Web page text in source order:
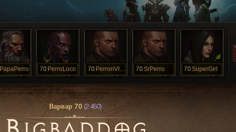
PapaPerro 70 PerroLoco 70 PerronVIXXV 70SrPerro 70SuperGirl
Варвар 70(2 460)